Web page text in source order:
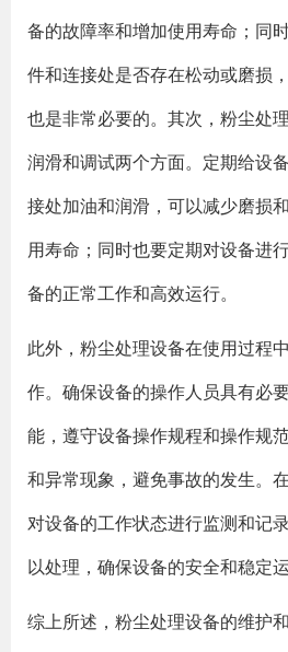
备的故障率和增加使用寿命；同
件和连接处是否存在松动或磨损
也是非常必要的。其次，粉尘处
润滑和调试两个方面。定期给设
接处加油和润滑，可以减少磨损
用寿命；同时也要定期对设备进
备的正常工作和高效运行。
此外，粉尘处理设备在使用过程
作。确保设备的操作人员具有必
能，遵守设备操作规程和操作规
和异常现象，避免事故的发生。
对设备的工作状态进行监测和记
以处理，确保设备的安全和稳定运
综上所述，粉尘处理设备的维护